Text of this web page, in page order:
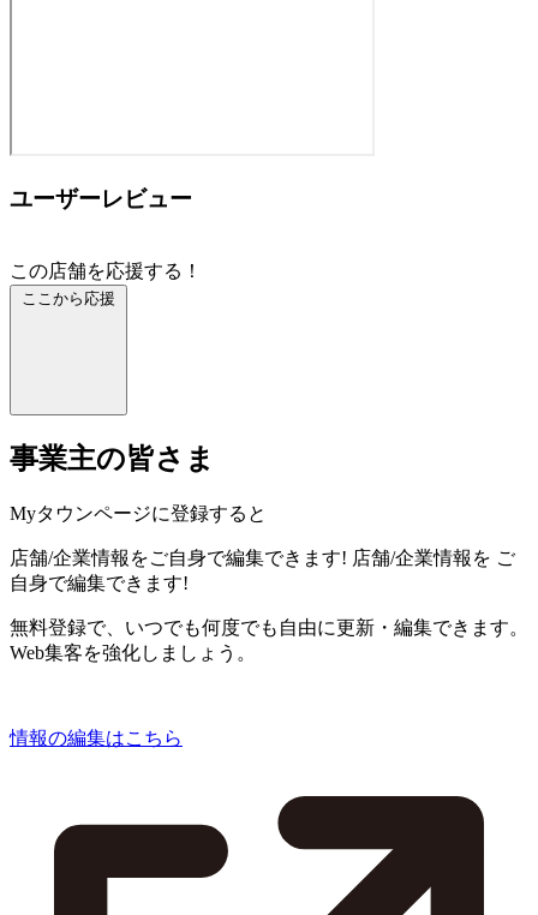
ユーザーレビュー
この店舗を応援する！
ここから応援
事業主の皆さま
Myタウンページに登録すると
店舗/企業情報をご自身で編集できます! 店舗/企業情報を ご
自身で編集できます!
無料登録で、いつでも何度でも自由に更新・編集できます。
Web集客を強化しましょう。
情報の編集はこちら